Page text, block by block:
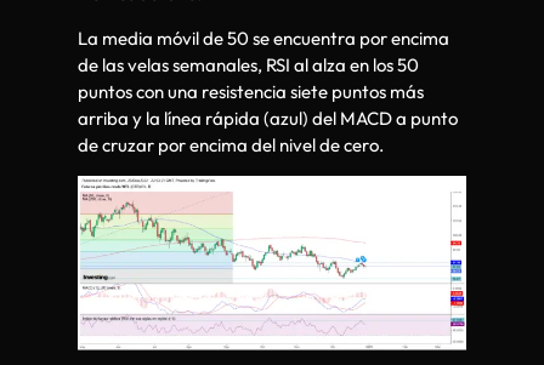
La media móvil de 50 se encuentra por encima
de las velas semanales, RSI al alza en los 50
puntos con una resistencia siete puntos más
arriba y la línea rápida (azul) del MACD a punto
de cruzar por encima del nivel de cero.